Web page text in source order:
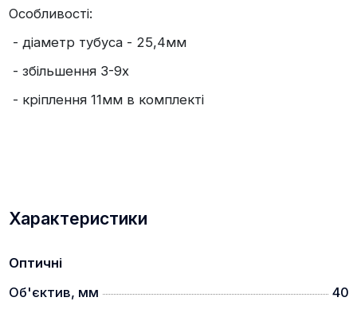
Особливості:
- діаметр тубуса - 25,4мм
- збільшення 3-9x
- кріплення 11мм в комплекті
Характеристики
Оптичні
Об'єктив, мм
40